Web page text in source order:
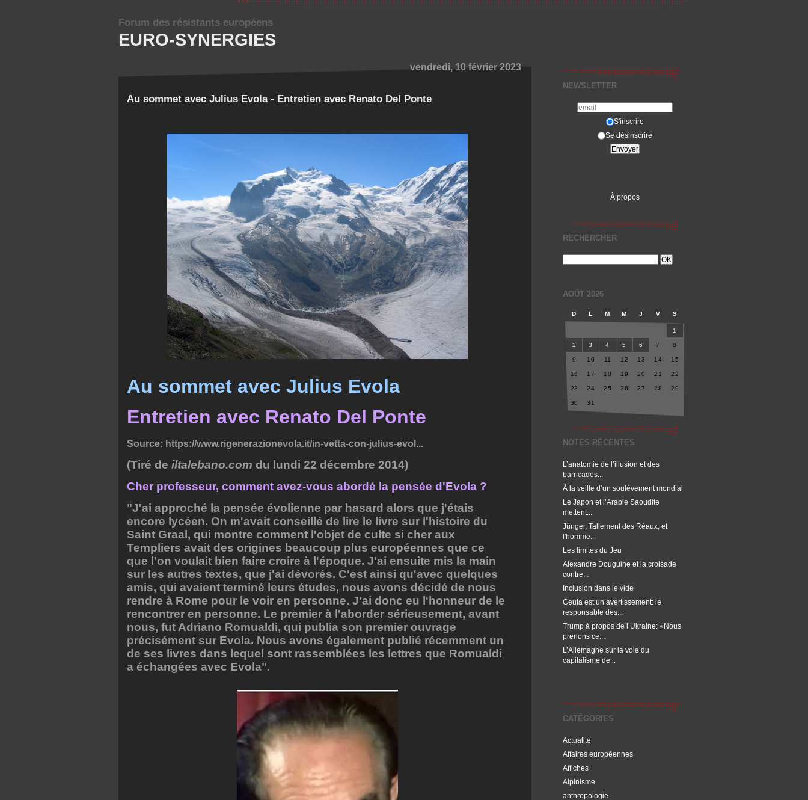
EURO-SYNERGIES
Forum des résistants européens
NEWSLETTER
S'inscrire
Se désinscrire
À propos
RECHERCHER
AOÛT 2026
D L M M J V S
1
2 3 4 5 6 7 8
9 10 11 12 13 14 15
16 17 18 19 20 21 22
23 24 25 26 27 28 29
30 31
NOTES RÉCENTES
L’anatomie de l’illusion et des
barricades...
À la veille d’un soulèvement mondial
Le Japon et l’Arabie Saoudite
mettent...
Jünger, Tallement des Réaux, et
l'homme...
Les limites du Jeu
Alexandre Douguine et la croisade
contre...
Inclusion dans le vide
Ceuta est un avertissement: le
responsable des...
Trump à propos de l’Ukraine: «Nous
prenons ce...
L’Allemagne sur la voie du
capitalisme de...
CATÉGORIES
Actualité
Affaires européennes
Affiches
Alpinisme
anthropologie
vendredi, 10 février 2023
Au sommet avec Julius Evola - Entretien avec Renato Del Ponte
Au sommet avec Julius Evola
Entretien avec Renato Del Ponte
Source: https://www.rigenerazionevola.it/in-vetta-con-julius-evol...
(Tiré de iltalebano.com du lundi 22 décembre 2014)
Cher professeur, comment avez-vous abordé la pensée d'Evola ?
"J'ai approché la pensée évolienne par hasard alors que j'étais
encore lycéen. On m'avait conseillé de lire le livre sur l'histoire du
Saint Graal, qui montre comment l'objet de culte si cher aux
Templiers avait des origines beaucoup plus européennes que ce
que l'on voulait bien faire croire à l'époque. J'ai ensuite mis la main
sur les autres textes, que j'ai dévorés. C'est ainsi qu'avec quelques
amis, qui avaient terminé leurs études, nous avons décidé de nous
rendre à Rome pour le voir en personne. J'ai donc eu l'honneur de le
rencontrer en personne. Le premier à l'aborder sérieusement, avant
nous, fut Adriano Romualdi, qui publia son premier ouvrage
précisément sur Evola. Nous avons également publié récemment un
de ses livres dans lequel sont rassemblées les lettres que Romualdi
a échangées avec Evola".